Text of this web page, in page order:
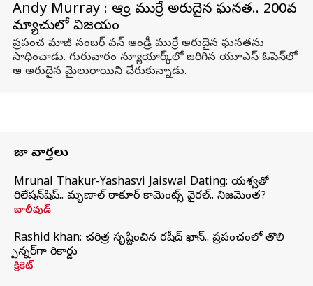
Andy Murray : ఆండ్రీ ముర్రే అరుదైన ఘనత.. 200వ
మ్యాచులో విజయం
ప్రపంచ మాజీ నంబర్ వన్ ఆండ్రీ ముర్రే అరుదైన ఘనతను
సాధించాడు. గురువారం న్యూయార్క్‌లో జరిగిన యూఎస్ ఓపెన్‌లో
ఆ అరుదైన మైలురాయిని చేరుకున్నాడు.
తాజా వార్తలు
Mrunal Thakur-Yashasvi Jaiswal Dating: యశస్వితో
రిలేషన్‌షిప్.. మృణాల్ ఠాకూర్ కామెంట్స్ వైరల్.. నిజమెంత?
బాలీవుడ్
Rashid khan: చరిత్ర సృష్టించిన రషీద్ ఖాన్.. ప్రపంచంలో తొలి
స్పిన్నర్‌గా రికార్డు
క్రికెట్